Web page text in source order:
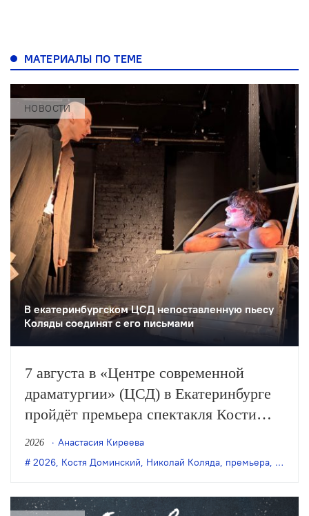
МАТЕРИАЛЫ ПО ТЕМЕ
НОВОСТИ
В екатеринбургском ЦСД непоставленную пьесу
Коляды соединят с его письмами
7 августа в «Центре современной
драматургии» (ЦСД) в Екатеринбурге
пройдёт премьера спектакля Кости
Доминского «Симонов и Кузнецов» по
одноимённой пьесе Николая Коляды.
2026
Анастасия Киреева
2026, Костя Доминский, Николай Коляда, премьера,